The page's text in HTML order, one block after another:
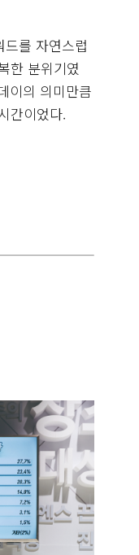
를 자연스럽
한 분위기였
이의 의미만큼
간이었다.